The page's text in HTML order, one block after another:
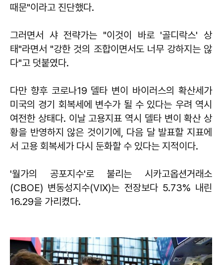
때문"이라고 진단했다.
그러면서 샤 전략가는 "이것이 바로 '골디락스' 상
태"라면서 "강한 것의 조합이면서도 너무 강하지는 않
다"고 덧붙였다.
다만 향후 코로나19 델타 변이 바이러스의 확산세가
미국의 경기 회복세에 변수가 될 수 있다는 우려 역시
여전한 상태다. 이날 고용지표 역시 델타 변이 확산 상
황을 반영하지 않은 것이기에, 다음 달 발표할 지표에
서 고용 회복세가 다시 둔화할 수 있다는 지적이다.
'월가의 공포지수'로 불리는 시카고옵션거래소
(CBOE) 변동성지수(VIX)는 전장보다 5.73% 내린
16.29을 가리켰다.